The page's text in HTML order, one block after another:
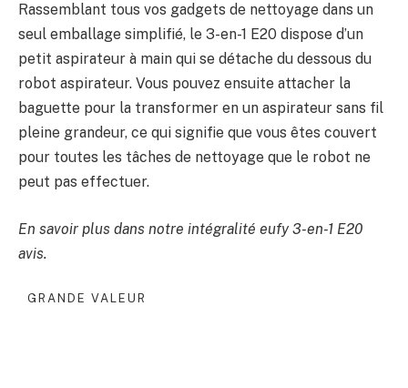
Rassemblant tous vos gadgets de nettoyage dans un
seul emballage simplifié, le 3-en-1 E20 dispose d’un
petit aspirateur à main qui se détache du dessous du
robot aspirateur. Vous pouvez ensuite attacher la
baguette pour la transformer en un aspirateur sans fil
pleine grandeur, ce qui signifie que vous êtes couvert
pour toutes les tâches de nettoyage que le robot ne
peut pas effectuer.
En savoir plus dans notre intégralité eufy 3-en-1 E20
avis.
GRANDE VALEUR